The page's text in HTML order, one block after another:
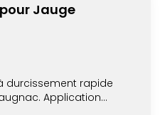
Jauge
durcissement rapide
Application